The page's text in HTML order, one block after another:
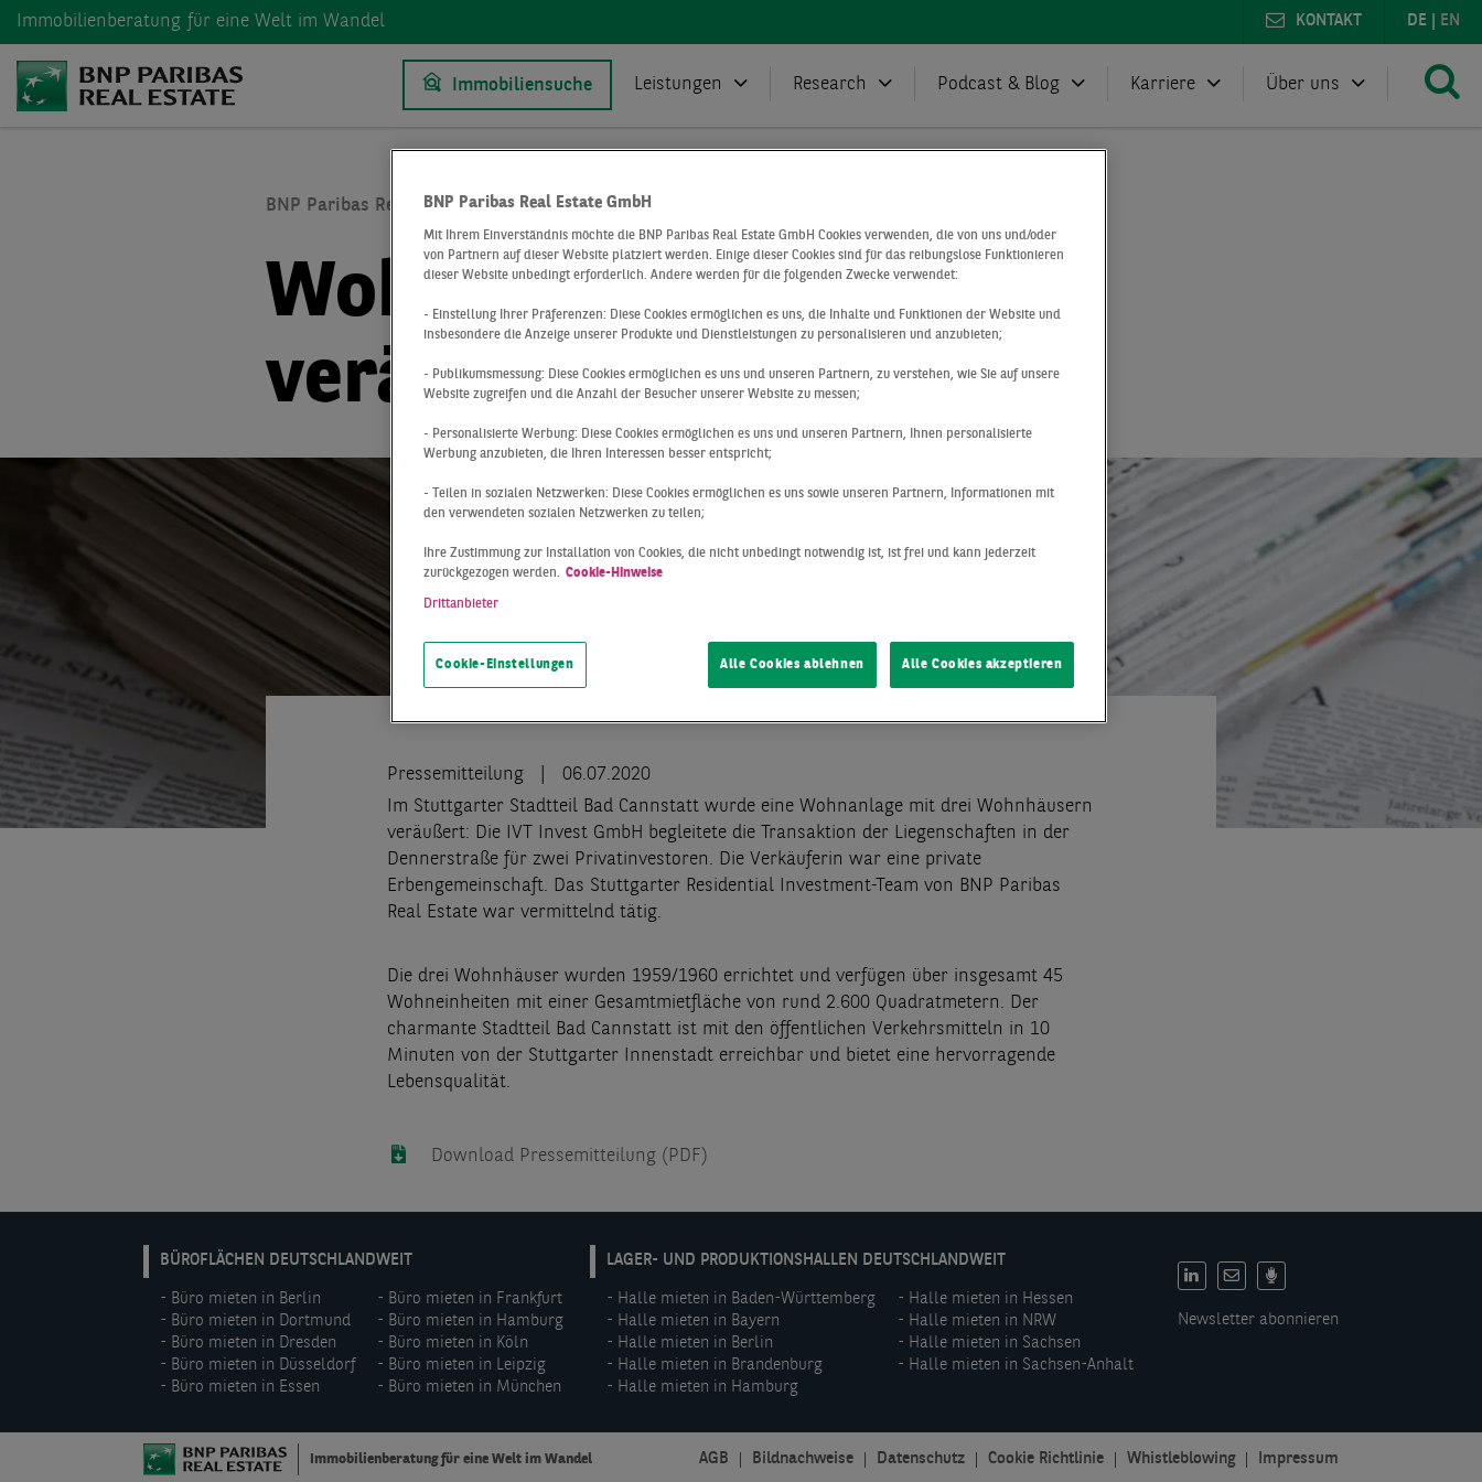
Immobilienberatung für eine Welt im Wandel DE EN
KONTAKT
Immobiliensuche Leistungen Research Podcast & Blog Karriere Über uns
BNP Paribas Real Estate Presse Deals
Wohnanlage in Stuttgart
veräußert
Pressemitteilung
06.07.2020
Im Stuttgarter Stadtteil Bad Cannstatt wurde eine Wohnanlage mit drei Wohnhäusern
veräußert: Die IVT Invest GmbH begleitete die Transaktion der Liegenschaften in der
Dennerstraße für zwei Privatinvestoren. Die Verkäuferin war eine private
Erbengemeinschaft. Das Stuttgarter Residential Investment-Team von BNP Paribas
Real Estate war vermittelnd tätig.
Die drei Wohnhäuser wurden 1959/1960 errichtet und verfügen über insgesamt 45
Wohneinheiten mit einer Gesamtmietfläche von rund 2.600 Quadratmetern. Der
charmante Stadtteil Bad Cannstatt ist mit den öffentlichen Verkehrsmitteln in 10
Minuten von der Stuttgarter Innenstadt erreichbar und bietet eine hervorragende
Lebensqualität.
Download Pressemitteilung (PDF)
DE:
Footer
menu
(left)
BÜROFLÄCHEN DEUTSCHLANDWEIT
Büro mieten in Berlin
Büro mieten in Dortmund
Büro mieten in Dresden
Büro mieten in Düsseldorf
Büro mieten in Essen
Büro mieten in Frankfurt
Büro mieten in Hamburg
Büro mieten in Köln
Büro mieten in Leipzig
Büro mieten in München
DE:
Footer
menu
(middle)
LAGER- UND PRODUKTIONSHALLEN DEUTSCHLANDWEIT
Halle mieten in Baden-Württemberg
Halle mieten in Bayern
Halle mieten in Berlin
Halle mieten in Brandenburg
Halle mieten in Hamburg
Halle mieten in Hessen
Halle mieten in NRW
Halle mieten in Sachsen
Halle mieten in Sachsen-Anhalt
DE:
links
Newsletter abonnieren
Immobilienberatung für eine Welt im Wandel
DE:
AGB Bildnachweise Datenschutz Cookie Richtlinie Whistleblowing Impressum
BNP Paribas Real Estate GmbH
Mit Ihrem Einverständnis möchte die BNP Paribas Real Estate GmbH Cookies verwenden, die von uns und/oder
von Partnern auf dieser Website platziert werden. Einige dieser Cookies sind für das reibungslose Funktionieren
dieser Website unbedingt erforderlich. Andere werden für die folgenden Zwecke verwendet:
- Einstellung Ihrer Präferenzen: Diese Cookies ermöglichen es uns, die Inhalte und Funktionen der Website und
insbesondere die Anzeige unserer Produkte und Dienstleistungen zu personalisieren und anzubieten;
- Publikumsmessung: Diese Cookies ermöglichen es uns und unseren Partnern, zu verstehen, wie Sie auf unsere
Website zugreifen und die Anzahl der Besucher unserer Website zu messen;
- Personalisierte Werbung: Diese Cookies ermöglichen es uns und unseren Partnern, Ihnen personalisierte
Werbung anzubieten, die Ihren Interessen besser entspricht;
- Teilen in sozialen Netzwerken: Diese Cookies ermöglichen es uns sowie unseren Partnern, Informationen mit
den verwendeten sozialen Netzwerken zu teilen;
Ihre Zustimmung zur Installation von Cookies, die nicht unbedingt notwendig ist, ist frei und kann jederzeit
zurückgezogen werden. Cookie-Hinweise
Drittanbieter
Cookie-Einstellungen Alle Cookies ablehnen Alle Cookies akzeptieren